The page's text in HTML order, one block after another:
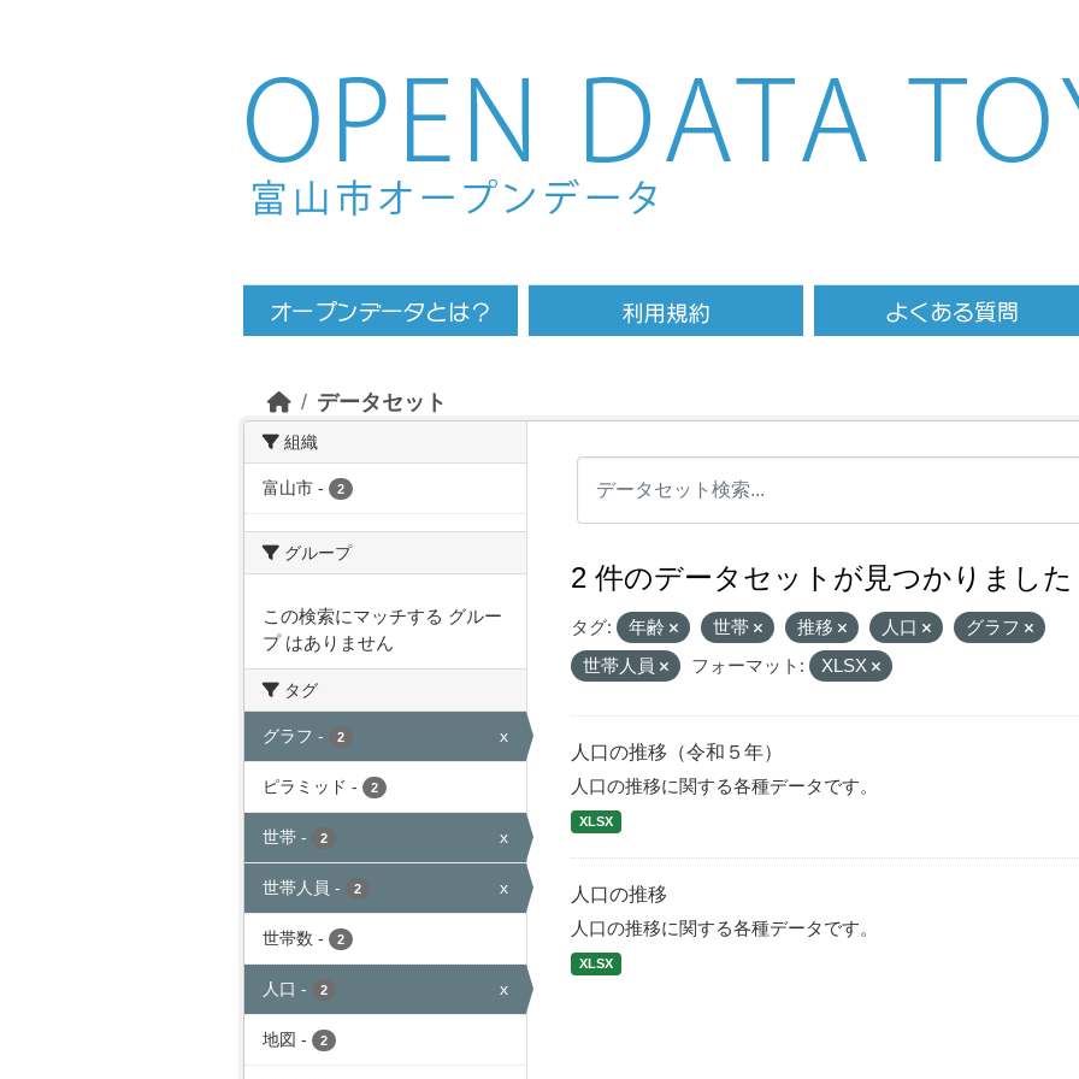
Skip to main content
データセット
組織
富山市 - 2
グループ
この検索にマッチする グルー
プ はありません
タグ
グラフ - 2 x
ピラミッド - 2
世帯 - 2 x
世帯人員 - 2 x
世帯数 - 2
人口 - 2 x
地図 - 2
2 件のデータセットが見つかりました
タグ: 年齢 世帯 推移 人口
グラフ
世帯人員
フォーマット: XLSX
人口の推移（令和５年）
人口の推移に関する各種データです。
XLSX
人口の推移
人口の推移に関する各種データです。
XLSX